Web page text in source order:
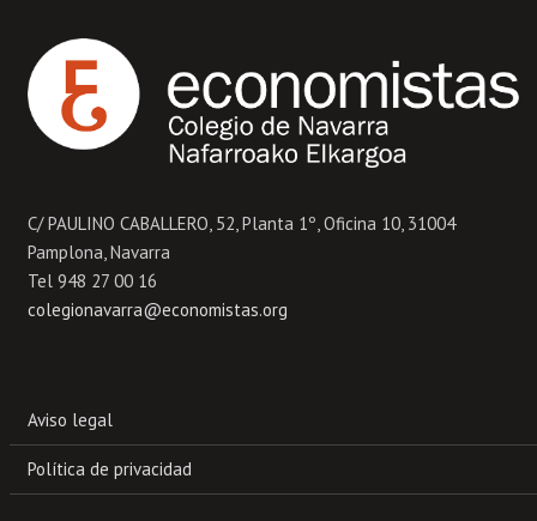
C/ PAULINO CABALLERO, 52, Planta 1º, Oficina 10, 31004
Pamplona, Navarra
Tel 948 27 00 16
colegionavarra@economistas.org
Aviso legal
Política de privacidad